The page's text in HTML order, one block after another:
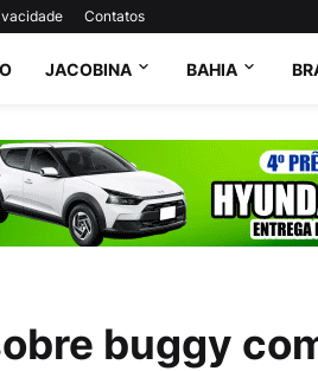
Contatos
JACOBINA BAHIA
buggy